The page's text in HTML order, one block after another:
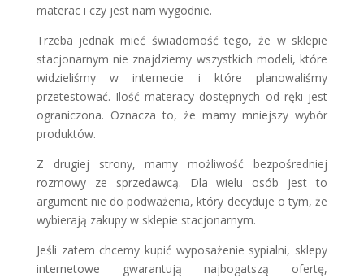
materac i czy jest nam wygodnie.
Trzeba jednak mieć świadomość tego, że w sklepie
stacjonarnym nie znajdziemy wszystkich modeli, które
widzieliśmy w internecie i które planowaliśmy
przetestować. Ilość materacy dostępnych od ręki jest
ograniczona. Oznacza to, że mamy mniejszy wybór
produktów.
Z drugiej strony, mamy możliwość bezpośredniej
rozmowy ze sprzedawcą. Dla wielu osób jest to
argument nie do podważenia, który decyduje o tym, że
wybierają zakupy w sklepie stacjonarnym.
Jeśli zatem chcemy kupić wyposażenie sypialni, sklepy
internetowe gwarantują najbogatszą ofertę,